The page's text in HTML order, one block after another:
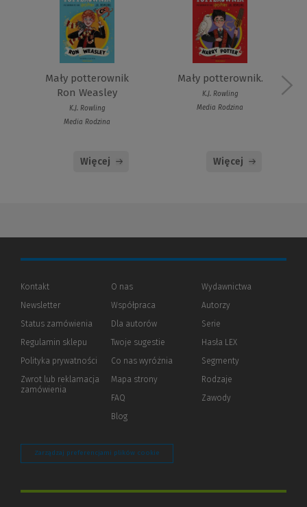
Mały potterownik
Ron Weasley
K.J. Rowling
Media Rodzina
Więcej
Mały potterownik.
K.J. Rowling
Media Rodzina
Więcej
Kontakt
Newsletter
Status zamówienia
Regulamin sklepu
Polityka prywatności (Nowe
(Link
innej
Zwrot lub reklamacja
zamówienia
O nas
Współpraca
Dla autorów(Nowe
(Link
innej
Twoje sugestie
Co nas wyróżnia
Mapa strony
FAQ
Blog
Wydawnictwa
Autorzy
Serie
Hasła LEX
Segmenty
Rodzaje
Zawody
Zarządzaj preferencjami plików cookie